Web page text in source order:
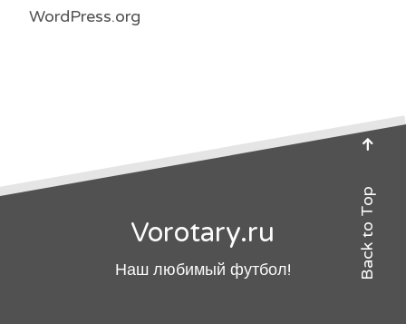
WordPress.org
Vorotary.ru
Наш любимый футбол! Back to Top